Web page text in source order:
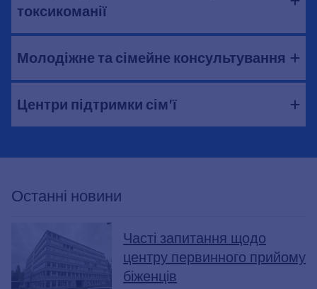
токсикоманії
Молодіжне та сімейне консультування
Центри підтримки сім'ї
Останні новини
Часті запитання щодо
центру первинного прийому
біженців